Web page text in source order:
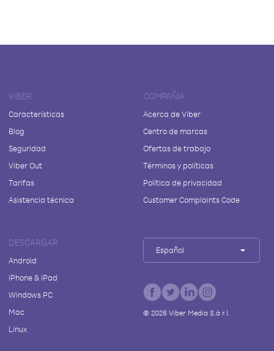
VIBER
Características
Blog
Seguridad
Viber Out
Tarifas
Asistencia técnica
COMPAÑÍA
Acerca de Viber
Centro de marcas
Ofertas de trabajo
Términos y políticas
Política de privacidad
Customer Complaints Code
DESCARGAR
Android
iPhone & iPad
Windows PC
Mac
Linux
Español
© 2026Viber Media S.à r.l.